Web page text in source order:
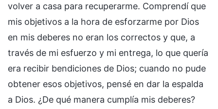
volver a casa para recuperarme. Comprendí que
mis objetivos a la hora de esforzarme por Dios
en mis deberes no eran los correctos y que, a
través de mi esfuerzo y mi entrega, lo que quería
era recibir bendiciones de Dios; cuando no pude
obtener esos objetivos, pensé en dar la espalda
a Dios. ¿De qué manera cumplía mis deberes?